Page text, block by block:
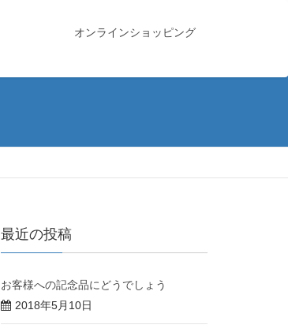
オンラインショッピング
最近の投稿
お客様への記念品にどうでしょう
2018年5月10日